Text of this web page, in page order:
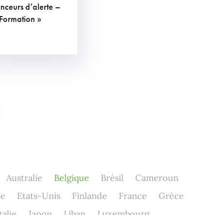
d’alerte –
»
€
Australie Belgique Brésil
Cameroun
Etats-Unis Finlande France
Grèce